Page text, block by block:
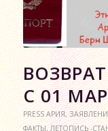
С 01
PRESS АРИЯ,
ФАКТЫ,ЛЕТОПИСЬ -